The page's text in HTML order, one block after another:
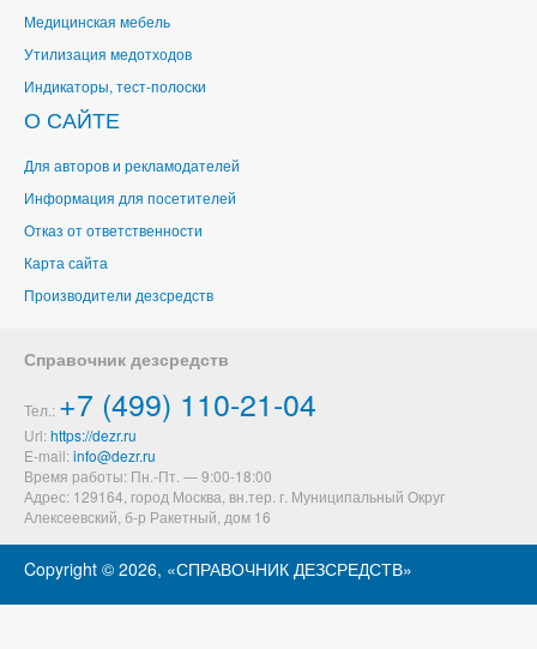
Медицинская мебель
Утилизация медотходов
Индикаторы, тест-полоски
О САЙТЕ
Для авторов и рекламодателей
Информация для посетителей
Отказ от ответственности
Карта сайта
Производители дезсредств
Справочник дезсредств
Тел.: +7 (499) 110-21-04
Url: https://dezr.ru
E-mail:
Время работы: Пн.-Пт. — 9:00-18:00
Адрес: 129164, город Москва, вн.тер. г. Муниципальный Округ
Алексеевский б-р Ракетный, дом 16
Copyright © 2026, «СПРАВОЧНИК ДЕЗСРЕДСТВ»